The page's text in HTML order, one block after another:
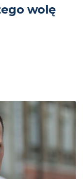
wolę